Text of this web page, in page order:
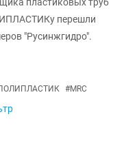
перешли
"Русинжгидро".
#MRC